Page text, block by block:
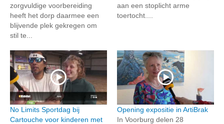
zorgvuldige voorbereiding
heeft het dorp daarmee een
blijvende plek gekregen om
stil te...
aan een stoplicht arme
toertocht....
No Limits Sportdag bij
Cartouche voor kinderen met
Opening expositie in ArtiBrak
In Voorburg delen 28